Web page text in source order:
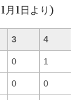
月1日より)
3 4
0 1
0 0